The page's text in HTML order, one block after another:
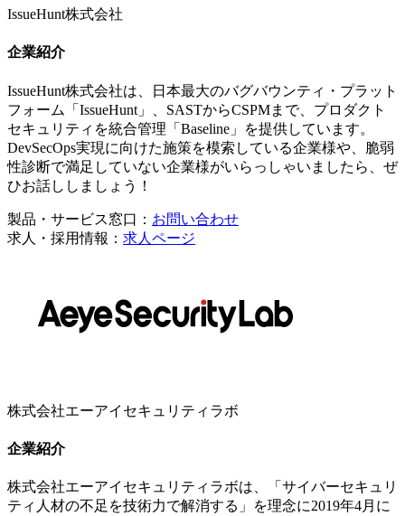
IssueHunt株式会社
企業紹介
IssueHunt株式会社は、日本最大のバグバウンティ・プラット
フォーム「IssueHunt」、SASTからCSPMまで、プロダクト
セキュリティを統合管理「Baseline」を提供しています。
DevSecOps実現に向けた施策を模索している企業様や、脆弱
性診断で満足していない企業様がいらっしゃいましたら、ぜ
ひお話ししましょう！
製品・サービス窓口： お問い合わせ
求人・採用情報： 求人ページ
株式会社エーアイセキュリティラボ
企業紹介
株式会社エーアイセキュリティラボは、「サイバーセキュリ
ティ人材の不足を技術力で解消する」を理念に2019年4月に